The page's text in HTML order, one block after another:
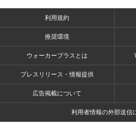
利用規約
推奨環境
ウォーカープラスとは
プレスリリース・情報提供
広告掲載について
利用者情報の外部送信